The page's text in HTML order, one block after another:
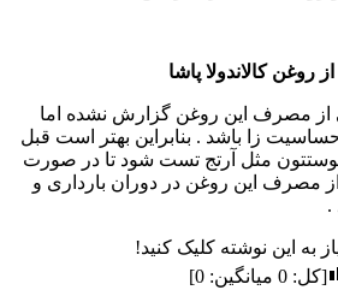
روغن کالاندولا پاشا
از مصرف این روغن گزارش نشده اما
زا باشد . بنابراین بهتر است قبل
مثل آرتج تست شود تا در صورت
مصرف این روغن در دوران بارداری و
.
به این نوشته کلیک کنید!
[کل:0 میانگین:0
]